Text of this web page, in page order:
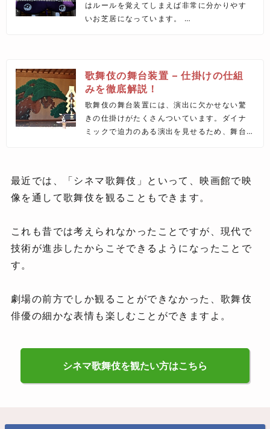
はルールを覚えてしまえば非常に分かりやす
いお芝居になっています。
宴会をしながら観劇するようなもので、集中
して観ているわけではないのです。
歌舞伎の舞台装置 – 仕掛けの仕組
みを徹底解説！
歌舞伎の舞台装置には、演出に欠かせない驚
きの仕掛けがたくさんついています。ダイナ
ミックで迫力のある演出を見せるため、舞台
きます。
最近では、「シネマ歌舞伎」といって、映画館で映
像を通して歌舞伎を観ることもできます。
これも昔では考えられなかったことですが、現代で
技術が進歩したからこそできるようになったことで
す。
劇場の前方でしか観ることができなかった、歌舞伎
俳優の細かな表情も楽しむことができますよ。
シネマ歌舞伎を観たい方はこちら